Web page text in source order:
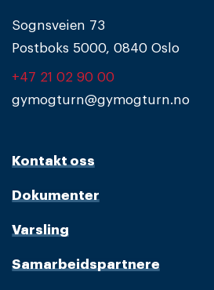
Sognsveien 73
Postboks 5000, 0840 Oslo
+47 21 02 90 00
gymogturn@gymogturn.no
Kontakt oss
Dokumenter
Varsling
Samarbeidspartnere